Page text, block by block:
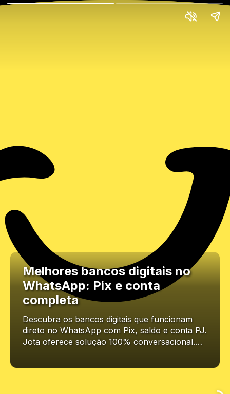
Melhores bancos digitais no
WhatsApp: Pix e conta
completa
Descubra os bancos digitais que funcionam
direto no WhatsApp com Pix, saldo e conta PJ.
Jota oferece solução 100% conversacional.…